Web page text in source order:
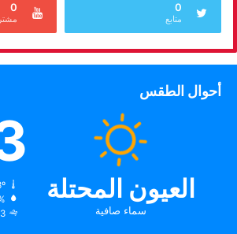
0
متابع
0
أحوال الطقس
العيون المحتلة
سماء صافية
33º - 23º